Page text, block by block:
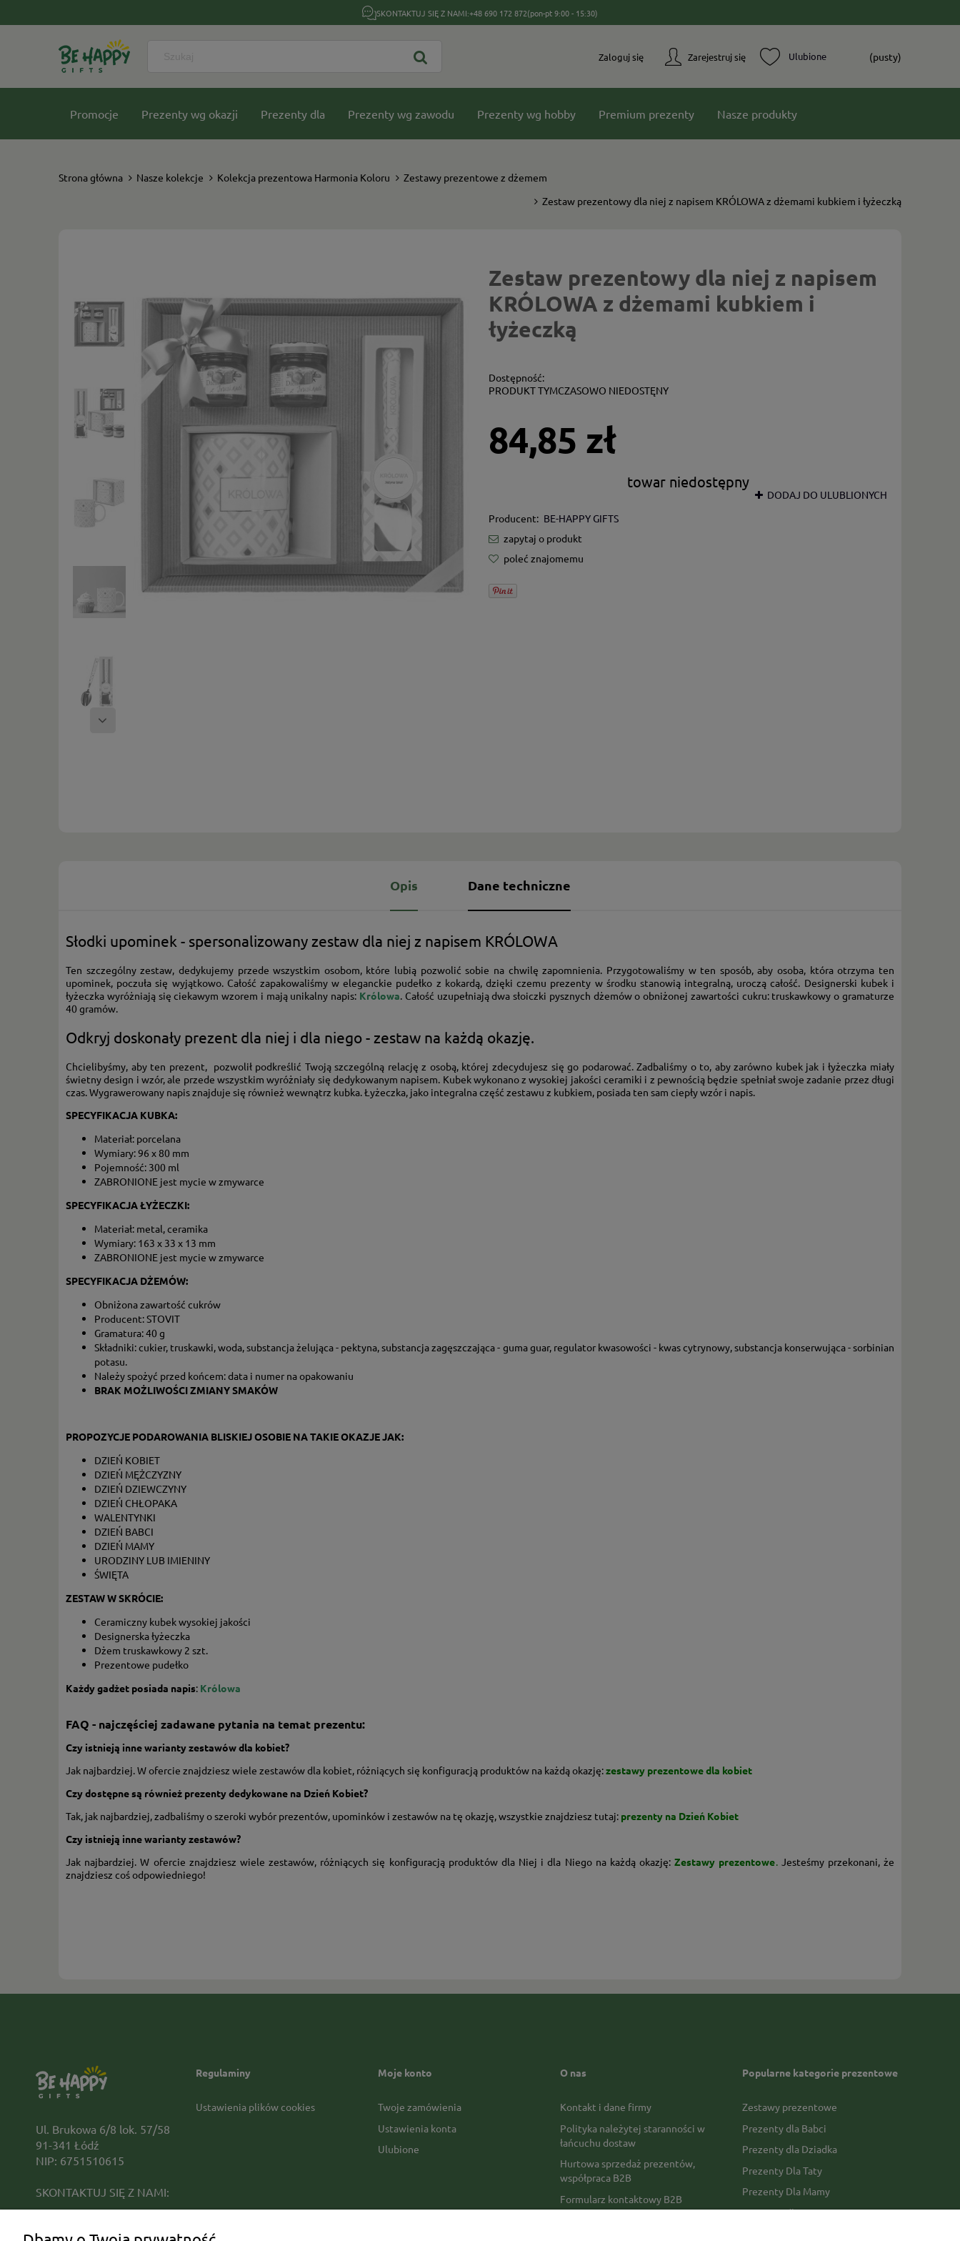
SKONTAKTUJ SIĘ Z NAMI:+48 690 172 872(pon-pt 9:00 - 15:30)
Zarejestruj się
Zaloguj się (pusty)
Promocje Prezenty wg okazji Prezenty dla Prezenty wg zawodu Prezenty wg hobby Premium prezenty Nasze produkty
Strona główna Nasze kolekcje Kolekcja prezentowa Harmonia Koloru
Zestawy prezentowe z dżemem
Zestaw prezentowy dla niej z napisem KRÓLOWA z dżemami kubkiem i łyżeczką
Zestaw prezentowy dla niej z napisem
KRÓLOWA z dżemami kubkiem i
łyżeczką
Dostępność:
PRODUKT TYMCZASOWO NIEDOSTĘNY
84,85 zł
towar niedostępny
DODAJ DO ULUBLIONYCH
Producent: BE-HAPPY GIFTS
zapytaj o produkt
poleć znajomemu
Opis Dane techniczne
Słodki upominek - spersonalizowany zestaw dla niej z napisem KRÓLOWA
Ten szczególny zestaw, dedykujemy przede wszystkim osobom, które lubią pozwolić sobie na chwilę zapomnienia. Przygotowaliśmy w ten sposób, aby osoba, która otrzyma ten
upominek, poczuła się wyjątkowo. Całość zapakowaliśmy w eleganckie pudełko z kokardą, dzięki czemu prezenty w środku stanowią integralną, uroczą całość. Designerski kubek i
łyżeczka wyróżniają się ciekawym wzorem i mają unikalny napis: Królowa. Całość uzupełniają dwa słoiczki pysznych dżemów o obniżonej zawartości cukru: truskawkowy o gramaturze
40 gramów.
Odkryj doskonały prezent dla niej i dla niego - zestaw na każdą okazję.
Chcielibyśmy, aby ten prezent, pozwolił podkreślić Twoją szczególną relację z osobą, której zdecydujesz się go podarować. Zadbaliśmy o to, aby zarówno kubek jak i łyżeczka miały
świetny design i wzór, ale przede wszystkim wyróżniały się dedykowanym napisem. Kubek wykonano z wysokiej jakości ceramiki i z pewnością będzie spełniał swoje zadanie przez długi
czas. Wygrawerowany napis znajduje się również wewnątrz kubka. Łyżeczka, jako integralna część zestawu z kubkiem, posiada ten sam ciepły wzór i napis.
SPECYFIKACJA KUBKA:
Materiał: porcelana
Wymiary: 96 x 80 mm
Pojemność: 300 ml
ZABRONIONE jest mycie w zmywarce
SPECYFIKACJA ŁYŻECZKI:
Materiał: metal, ceramika
Wymiary: 163 x 33 x 13 mm
ZABRONIONE jest mycie w zmywarce
SPECYFIKACJA DŻEMÓW:
Obniżona zawartość cukrów
Producent: STOVIT
Gramatura: 40 g
Składniki: cukier, truskawki, woda, substancja żelująca - pektyna, substancja zagęszczająca - guma guar, regulator kwasowości - kwas cytrynowy, substancja konserwująca - sorbinian
potasu.
Należy spożyć przed końcem: data i numer na opakowaniu
BRAK MOŻLIWOŚCI ZMIANY SMAKÓW
PROPOZYCJE PODAROWANIA BLISKIEJ OSOBIE NA TAKIE OKAZJE JAK:
DZIEŃ KOBIET
DZIEŃ MĘŻCZYZNY
DZIEŃ DZIEWCZYNY
DZIEŃ CHŁOPAKA
WALENTYNKI
DZIEŃ BABCI
DZIEŃ MAMY
URODZINY LUB IMIENINY
ŚWIĘTA
ZESTAW W SKRÓCIE:
Ceramiczny kubek wysokiej jakości
Designerska łyżeczka
Dżem truskawkowy 2 szt.
Prezentowe pudełko
Każdy gadżet posiada napis: Królowa
FAQ - najczęściej zadawane pytania na temat prezentu:
Czy istnieją inne warianty zestawów dla kobiet?
Jak najbardziej. W ofercie znajdziesz wiele zestawów dla kobiet, różniących się konfiguracją produktów na każdą okazję:zestawy prezentowe dla kobiet
Czy dostępne są również prezenty dedykowane na Dzień Kobiet?
Tak, jak najbardziej, zadbaliśmy o szeroki wybór prezentów, upominków i zestawów na tę okazję, wszystkie znajdziesz tutaj: prezenty na Dzień Kobiet
Czy istnieją inne warianty zestawów?
Jak najbardziej. W ofercie znajdziesz wiele zestawów, różniących się konfiguracją produktów dla Niej i dla Niego na każdą okazję:Zestawy prezentowe. Jesteśmy przekonani, że
znajdziesz coś odpowiedniego!
Regulaminy
Ustawienia plików cookies
Moje konto
Twoje zamówienia
Ustawienia konta
Ulubione
O nas
Kontakt i dane firmy
Polityka należytej staranności w
łańcuchu dostaw
Hurtowa sprzedaż prezentów,
współpraca B2B
Formularz kontaktowy B2B
Popularne kategorie prezentowe
Zestawy prezentowe
Prezenty dla Babci
Prezenty dla Dziadka
Prezenty Dla Taty
Prezenty Dla Mamy
Prezenty dla Faceta
Ul. Brukowa 6/8 lok. 57/58
91-341 Łódź
NIP: 6751510615
SKONTAKTUJ SIĘ Z NAMI: